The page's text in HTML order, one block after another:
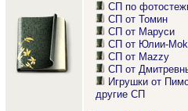
СП по
СП от Томин
СП от Маруси
СП от Юлии-
СП от Mazzy
СП от
Игрушки от
другие СП